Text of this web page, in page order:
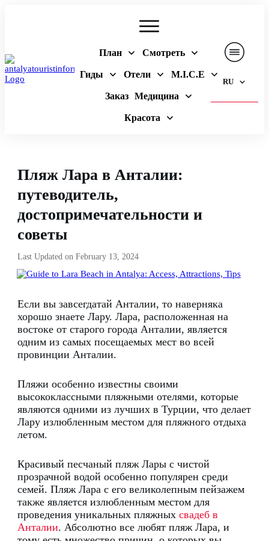
План Смотреть
Гиды Отели M.I.C.E
Заказ Медицина
Красота
RU
Пляж Лара в Анталии:
путеводитель,
достопримечательности и
советы
Last Updated on February 13, 2024
Если вы завсегдатай Анталии, то наверняка
хорошо знаете Лару. Лара, расположенная на
востоке от старого города Анталии, является
одним из самых посещаемых мест во всей
провинции Анталии.
Пляжи особенно известны своими
высококлассными пляжными отелями, которые
являются одними из лучших в Турции, что делает
Лару излюбленным местом для пляжного отдыха
летом.
Красивый песчаный пляж Лары с чистой
прозрачной водой особенно популярен среди
семей. Пляж Лара с его великолепным пейзажем
также является излюбленным местом для
проведения уникальных пляжных свадеб в
Анталии. Абсолютно все любят пляж Лара, и